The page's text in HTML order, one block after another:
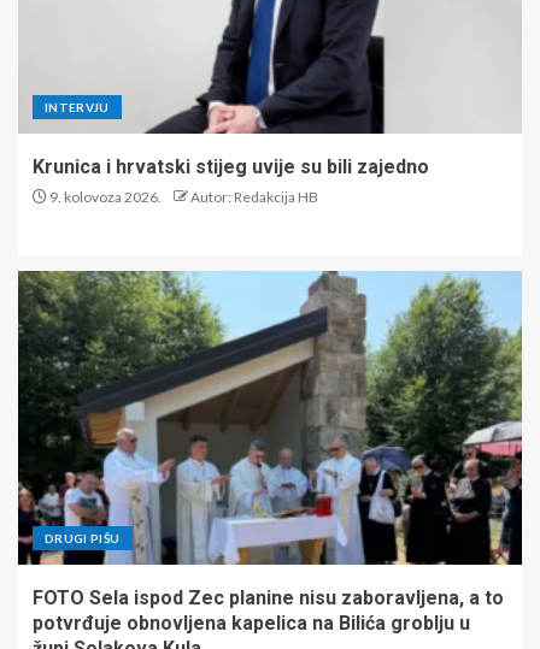
INTERVJU
Krunica i hrvatski stijeg uvije su bili zajedno
9. kolovoza 2026. Autor: Redakcija HB
DRUGI PIŠU
FOTO Sela ispod Zec planine nisu zaboravljena, a to
potvrđuje obnovljena kapelica na Bilića groblju u